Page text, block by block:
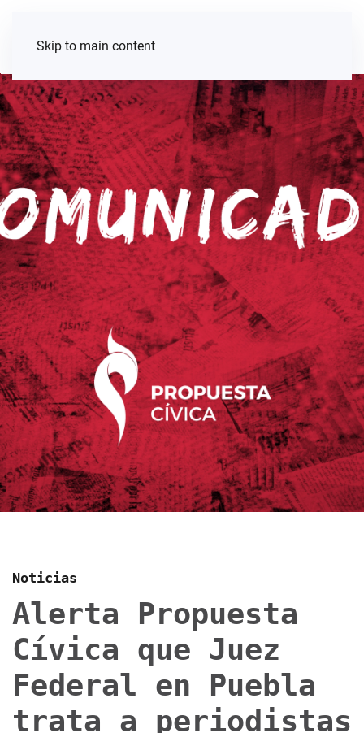
Skip to main content
Noticias
Alerta Propuesta
Cívica que Juez
Federal en Puebla
trata a periodistas